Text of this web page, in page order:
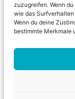
zuzugreifen. Wenn
wie das
Wenn du deine
bestimmte Merkmale